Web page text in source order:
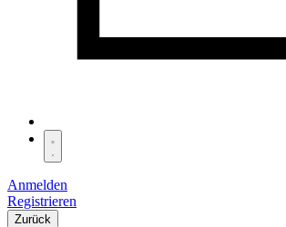
Anmelden
Registrieren
Zurück